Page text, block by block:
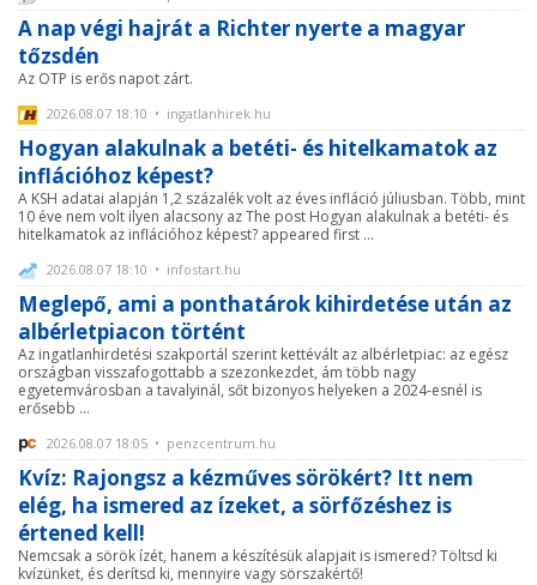
A nap végi hajrát a Richter nyerte a magyar
tőzsdén
Az OTP is erős napot zárt.
2026.08.07 18:10 • ingatlanhirek.hu
Hogyan alakulnak a betéti- és hitelkamatok az
inflációhoz képest?
A KSH adatai alapján 1,2 százalék volt az éves infláció júliusban. Több, mint
10 éve nem volt ilyen alacsony az The post Hogyan alakulnak a betéti- és
hitelkamatok az inflációhoz képest? appeared first ...
2026.08.07 18:10 • infostart.hu
Meglepő, ami a ponthatárok kihirdetése után az
albérletpiacon történt
Az ingatlanhirdetési szakportál szerint kettévált az albérletpiac: az egész
országban visszafogottabb a szezonkezdet, ám több nagy
egyetemvárosban a tavalyinál, sőt bizonyos helyeken a 2024-esnél is
erősebb ...
2026.08.07 18:05 • penzcentrum.hu
Kvíz: Rajongsz a kézműves sörökért? Itt nem
elég, ha ismered az ízeket, a sörfőzéshez is
értened kell!
Nemcsak a sörök ízét, hanem a készítésük alapjait is ismered? Töltsd ki
kvízünket, és derítsd ki, mennyire vagy sörszakértő!